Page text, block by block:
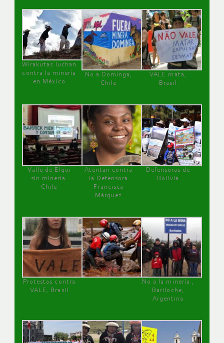
Wirakutas luchan
contra la minería
en México
No a Dominga,
Chile
VALE mata,
Brasil
Valle de Elqui
sin minería.
Chile
Atentan contra
la Defensora
Francisca
Márquez
Defensoras de
Bolivia
Protestas contra
VALE, Brasil
No a la minería ,
Bariloche,
Argentina